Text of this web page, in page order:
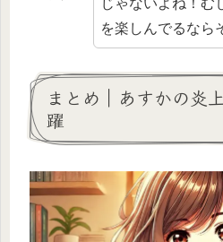
じゃないよね！む
を楽しんでるなら
まとめ｜あすかの炎
躍